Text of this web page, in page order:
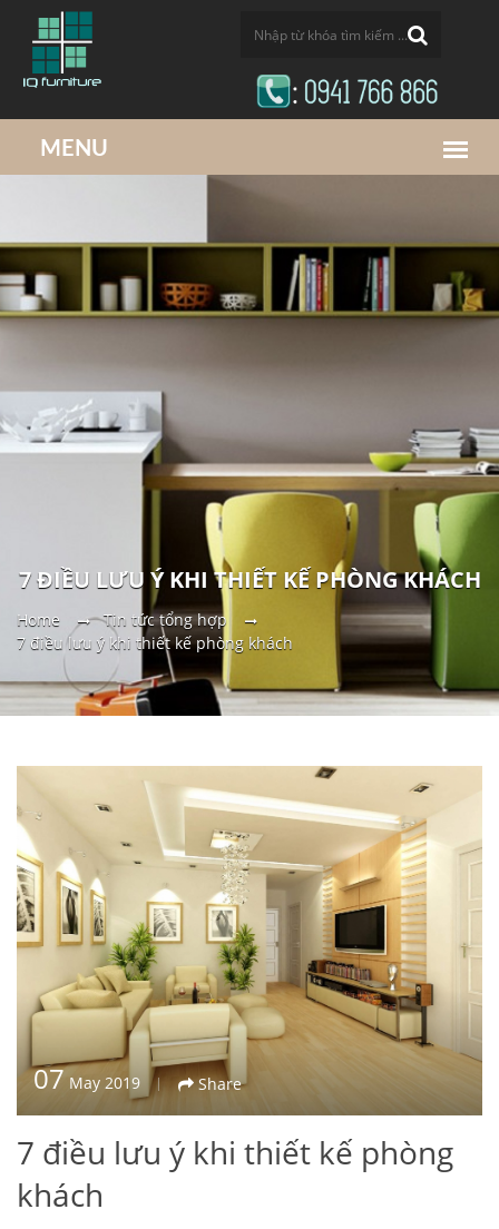
7 ĐIỀU LƯU Ý KHI THIẾT KẾ PHÒNG KHÁCH
Home
Tin tức tổng hợp
7 điều lưu ý khi thiết kế phòng khách
07 May 2019 Share
7 điều lưu ý khi thiết kế phòng
khách